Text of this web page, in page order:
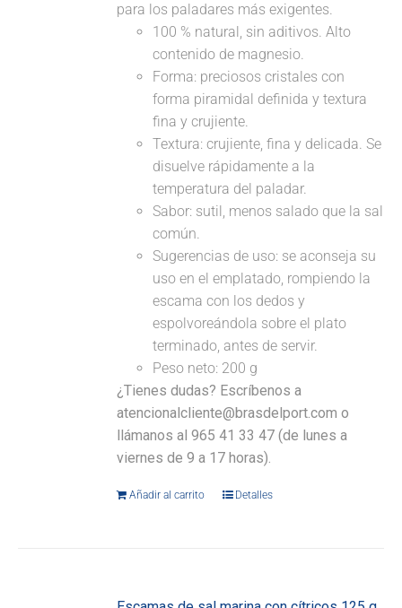
para los paladares más exigentes.
100 % natural, sin aditivos. Alto
contenido de magnesio.
Forma: preciosos cristales con
forma piramidal definida y textura
fina y crujiente.
Textura: crujiente, fina y delicada. Se
disuelve rápidamente a la
temperatura del paladar.
Sabor: sutil, menos salado que la sal
común.
Sugerencias de uso: se aconseja su
uso en el emplatado, rompiendo la
escama con los dedos y
espolvoreándola sobre el plato
terminado, antes de servir.
Peso neto: 200 g
¿Tienes dudas? Escríbenos a
atencionalcliente@brasdelport.com o
llámanos al 965 41 33 47 (de lunes a
viernes de 9 a 17 horas).
Añadir al carrito Detalles